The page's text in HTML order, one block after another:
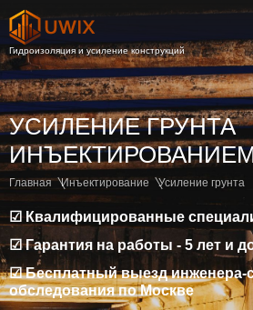
УСИЛЕНИЕ ГРУНТА
Главная Инъектирование Усиление грунта
☑ Квалифицированные
☑ Гарантия на работы - 5 лет и
☑ Бесплатный выезд инженера-
обследования по Москве